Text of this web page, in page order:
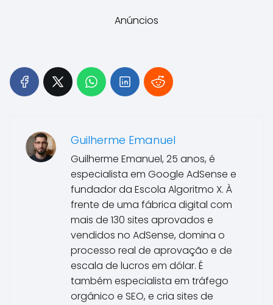
Anúncios
Guilherme Emanuel
Guilherme Emanuel, 25 anos, é
especialista em Google AdSense e
fundador da Escola Algoritmo X. À
frente de uma fábrica digital com
mais de 130 sites aprovados e
vendidos no AdSense, domina o
processo real de aprovação e de
escala de lucros em dólar. É
também especialista em tráfego
orgânico e SEO, e cria sites de